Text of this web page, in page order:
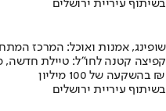
בשיתוף עיריית ירושלים
שופינג, אמנות ואוכל: המרכז
קפיצה קטנה לחו"ל: טיילת חדשה,
בהשקעה של 100 מיליון ₪
בשיתוף עיריית ירושלים